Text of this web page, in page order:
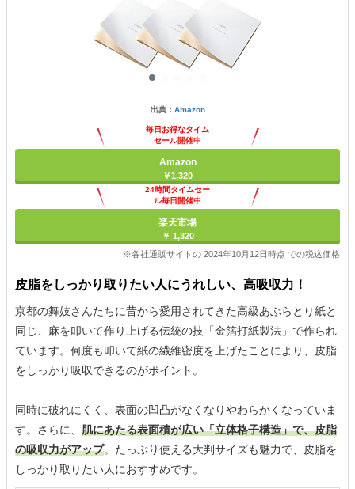
出典： Amazon
毎日お得なタイム
セール開催中
Amazon
￥1,320
24時間タイムセー
ル毎日開催中
楽天市場
￥ 1,320
※各社通販サイトの 2024年10月12日時点 での税込価格
皮脂をしっかり取りたい人にうれしい、高吸収力！
京都の舞妓さんたちに昔から愛用されてきた高級あぶらとり紙と
同じ、麻を叩いて作り上げる伝統の技「金箔打紙製法」で作られ
ています。何度も叩いて紙の繊維密度を上げたことにより、皮脂
をしっかり吸収できるのがポイント。
同時に破れにくく、表面の凹凸がなくなりやわらかくなっていま
す。さらに、 肌にあたる表面積が広い「立体格子構造」で、皮脂
の吸収力がアップ。たっぷり使える大判サイズも魅力で、皮脂を
しっかり取りたい人におすすめです。